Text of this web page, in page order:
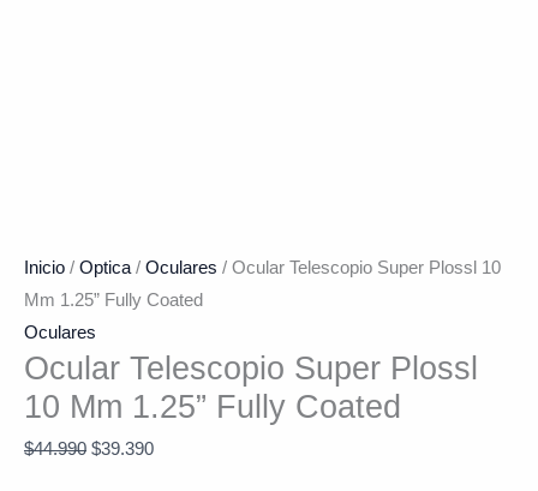
Inicio / Optica/ Oculares / Ocular Telescopio Super Plossl 10
Mm 1.25” Fully Coated
Oculares
Ocular Telescopio Super Plossl
10 Mm 1.25” Fully Coated
$44.990 $39.390